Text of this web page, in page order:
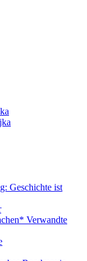
Geschichte ist
Verwandte